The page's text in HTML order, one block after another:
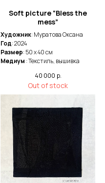
Soft picture “Bless the
mess”
Художник: Муратова Оксана
Год: 2024
Размер: 50 x 40 cм
Медиум : Текстиль, вышивка
40 000 р.
Out of stock